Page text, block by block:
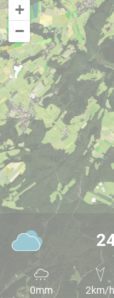
+
−
0mm 2km/h